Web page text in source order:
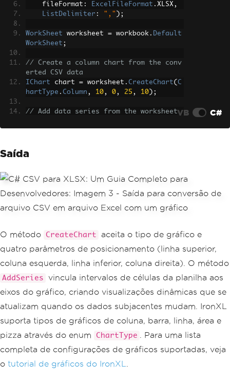
    fileFormat
: ExcelFileFormat . XLSX,
ListDelimiter : "," );
WorkSheet worksheet = workbook . Default
WorkSheet ;
// Create a column chart from the conv
erted CSV data
IChart chart = worksheet . CreateChart( C
hartType . Column , 10, 0, 25 , 10 );
// Add data series from the worksheet
series
chart.SetTitle( "Sales Performance");
chart
SetLegendPosition (LegendPositio
chart .Plot();
workbook.SaveAs("sales-with-chart.xls
VB C#
Saída
O método CreateChart
aceita o tipo de gráfico e
quatro parâmetros de posicionamento (linha superior,
coluna esquerda, linha inferior, coluna direita). O método
AddSeries
vincula intervalos de células da planilha aos
eixos do gráfico, criando visualizações dinâmicas que se
atualizam quando os dados subjacentes mudam. IronXL
suporta tipos de gráficos de coluna, barra, linha, área e
pizza através do enum
ChartType
. Para uma lista
completa de configurações de gráficos suportadas, veja
o tutorial de gráficos do IronXL